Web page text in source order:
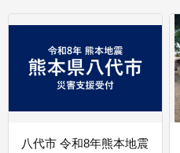
八代市 令和8年熊本地震